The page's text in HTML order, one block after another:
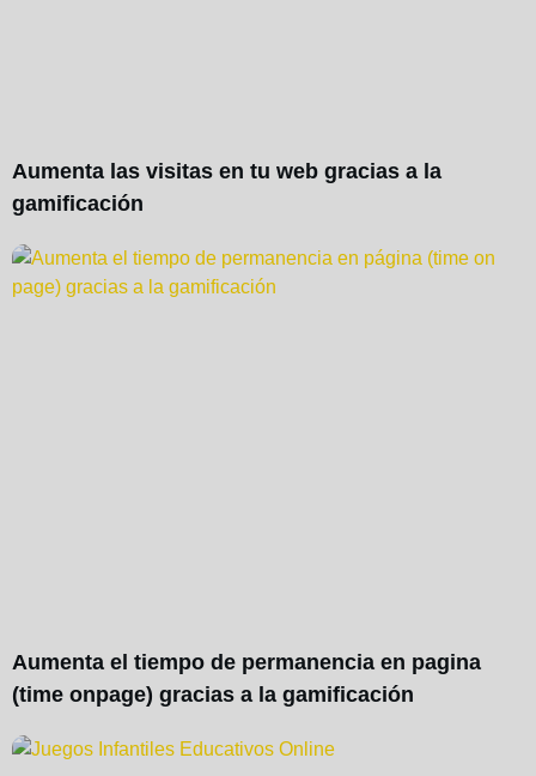
Aumenta las visitas en tu web gracias a la
gamificación
Aumenta el tiempo de permanencia en pagina
(time onpage) gracias a la gamificación